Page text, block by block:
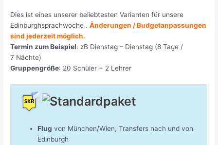
Dies ist eines unserer beliebtesten Varianten für unsere
Edinburghsprachwoche .Änderungen / Budgetanpassungen
sind jederzeit möglich.
Termin zum Beispiel: zB Dienstag – Dienstag (8 Tage /
7 Nächte)
Gruppengröße: 20 Schüler + 2 Lehrer
Flug von München/Wien, Transfers nach und von
Edinburgh